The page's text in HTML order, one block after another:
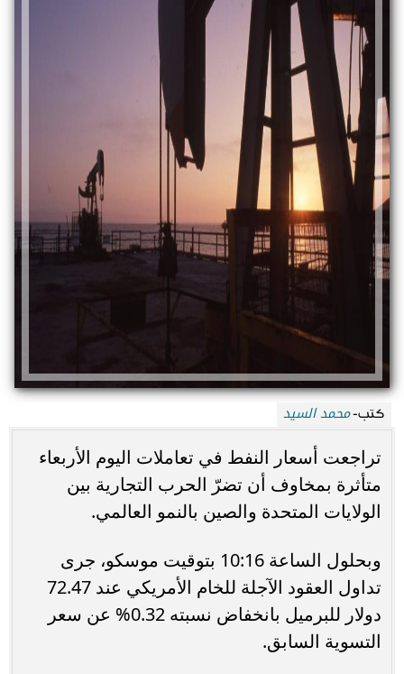
كتب-محمد السيد
تراجعت أسعار النفط في تعاملات اليوم الأربعاء
متأثرة بمخاوف أن تضرّ الحرب التجارية بين
الولايات المتحدة والصين بالنمو العالمي.
وبحلول الساعة 10:16 بتوقيت موسكو، جرى
تداول العقود الآجلة للخام الأمريكي عند 72.47
دولار للبرميل بانخفاض نسبته 0.32% عن سعر
التسوية السابق.